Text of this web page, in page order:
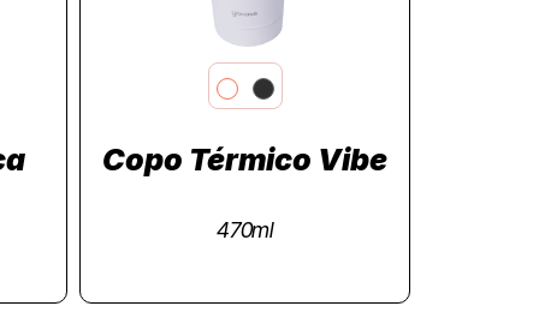
Copo Térmico Vibe
470ml